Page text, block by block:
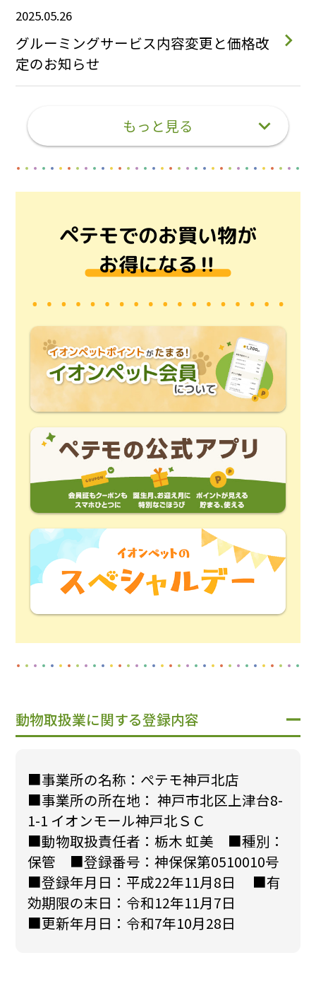
2025.05.26
グルーミングサービス内容変更と価格改
定のお知らせ
もっと見る
ペテモでのお買い物が
お得になる‼
動物取扱業に関する登録内容
■事業所の名称：ぺテモ神戸北店
■事業所の所在地： 神戸市北区上津台8-
1-1 イオンモール神戸北ＳＣ
■動物取扱責任者：栃木 虹美 ■種別：
保管 ■登録番号：神保保第0510010号
■登録年月日：平成22年11月8日 ■有
効期限の末日：令和12年11月7日
■更新年月日：令和7年10月28日